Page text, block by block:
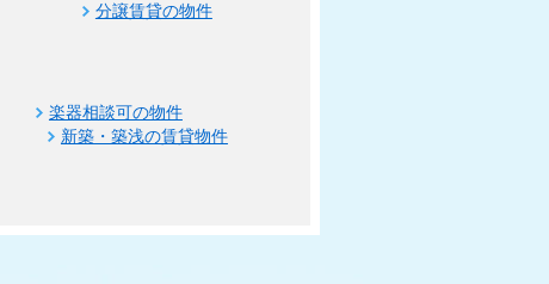
分譲賃貸の物件
楽器相談可の物件
新築・築浅の賃貸物件